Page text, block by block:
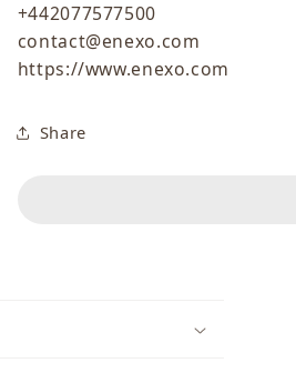
+442077577500
contact@enexo.com
https://www.enexo.com
Share